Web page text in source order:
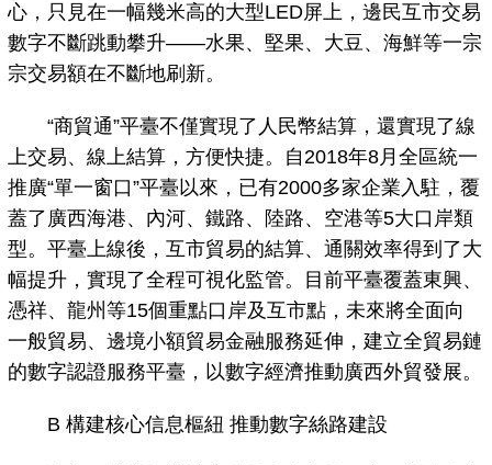
心，只見在一幅幾米高的大型LED屏上，邊民互市交易
數字不斷跳動攀升——水果、堅果、大豆、海鮮等一宗
宗交易額在不斷地刷新。
“商貿通”平臺不僅實現了人民幣結算，還實現了線
上交易、線上結算，方便快捷。自2018年8月全區統一
推廣“單一窗口”平臺以來，已有2000多家企業入駐，覆
蓋了廣西海港、內河、鐵路、陸路、空港等5大口岸類
型。平臺上線後，互市貿易的結算、通關效率得到了大
幅提升，實現了全程可視化監管。目前平臺覆蓋東興、
憑祥、龍州等15個重點口岸及互市點，未來將全面向
一般貿易、邊境小額貿易金融服務延伸，建立全貿易鏈
的數字認證服務平臺，以數字經濟推動廣西外貿發展。
B 構建核心信息樞紐 推動數字絲路建設